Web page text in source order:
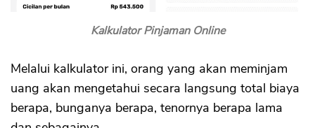
Kalkulator Pinjaman Online
Melalui kalkulator ini, orang yang akan meminjam
uang akan mengetahui secara langsung total biaya
berapa, bunganya berapa, tenornya berapa lama